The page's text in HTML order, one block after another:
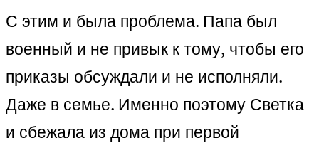
С этим и была проблема. Папа был
военный и не привык к тому, чтобы его
приказы обсуждали и не исполняли.
Даже в семье. Именно поэтому Светка
и сбежала из дома при первой